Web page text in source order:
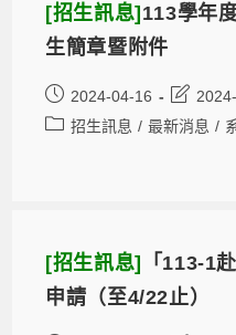
[招生訊息]113學年
生簡章暨附件
2024-04-16
招生訊息 / 最新消息 /
[招生訊息] 「113-1
申請（至4/22止）